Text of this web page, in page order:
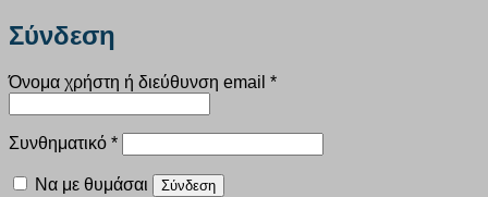
Σύνδεση
Όνομα χρήστη ή διεύθυνση email *Απαιτείται
Συνθηματικό *Απαιτείται
Να με θυμάσαι Σύνδεση